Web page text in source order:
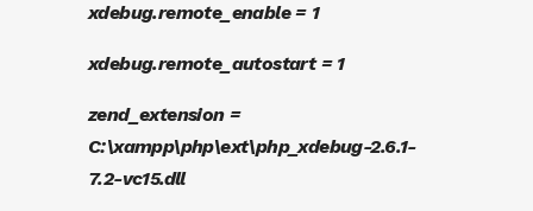
xdebug.remote_enable = 1
xdebug.remote_autostart = 1
zend_extension =
C:\xampp\php\ext\php_xdebug-2.6.1-
7.2-vc15.dll